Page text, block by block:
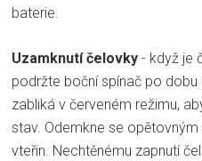
baterie.
Uzamknutí čelovky - když je
podržte boční spínač po
zabliká v červeném režimu,
stav. Odemkne se
vteřin. Nechtěnému zapnutí